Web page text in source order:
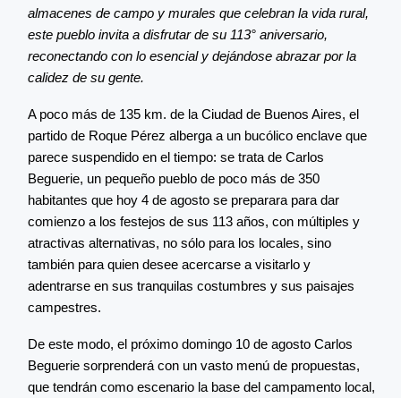
almacenes de campo y murales que celebran la vida rural,
este pueblo invita a disfrutar de su 113° aniversario,
reconectando con lo esencial y dejándose abrazar por la
calidez de su gente.
A poco más de 135 km. de la Ciudad de Buenos Aires, el
partido de Roque Pérez alberga a un bucólico enclave que
parece suspendido en el tiempo: se trata de Carlos
Beguerie, un pequeño pueblo de poco más de 350
habitantes que hoy 4 de agosto se preparara para dar
comienzo a los festejos de sus 113 años, con múltiples y
atractivas alternativas, no sólo para los locales, sino
también para quien desee acercarse a visitarlo y
adentrarse en sus tranquilas costumbres y sus paisajes
campestres.
De este modo, el próximo domingo 10 de agosto Carlos
Beguerie sorprenderá con un vasto menú de propuestas,
que tendrán como escenario la base del campamento local,